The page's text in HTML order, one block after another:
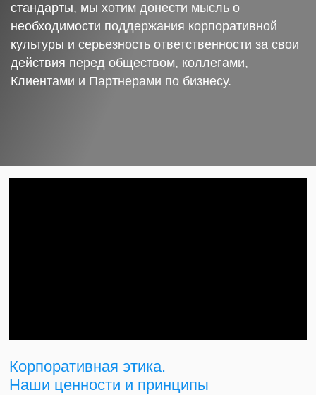
стандарты, мы хотим донести мысль о
необходимости поддержания корпоративной
культуры и серьезность ответственности за свои
действия перед обществом, коллегами,
Клиентами и Партнерами по бизнесу.
Корпоративная этика.
Наши ценности и принципы